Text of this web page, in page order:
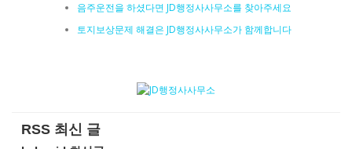
음주운전을 하셨다면 JD행정사사무소를 찾아주세요
토지보상문제 해결은 JD행정사사무소가 함께합니다
RSS 최신 글